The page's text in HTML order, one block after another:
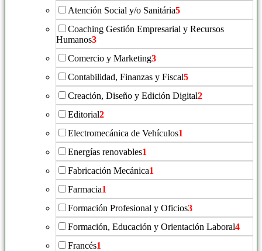
Atención Social y/o Sanitária5
Coaching Gestión Empresarial y Recursos
Humanos3
Comercio y Marketing3
Contabilidad, Finanzas y Fiscal5
Creación, Diseño y Edición Digital2
Editorial2
Electromecánica de Vehículos1
Energías renovables1
Fabricación Mecánica1
Farmacia1
Formación Profesional y Oficios3
Formación, Educación y Orientación Laboral4
Francés1